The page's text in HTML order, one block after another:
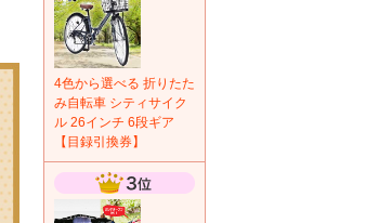
4色から選べる 折りたた
み自転車 シティサイク
ル 26インチ 6段ギア
【目録引換券】